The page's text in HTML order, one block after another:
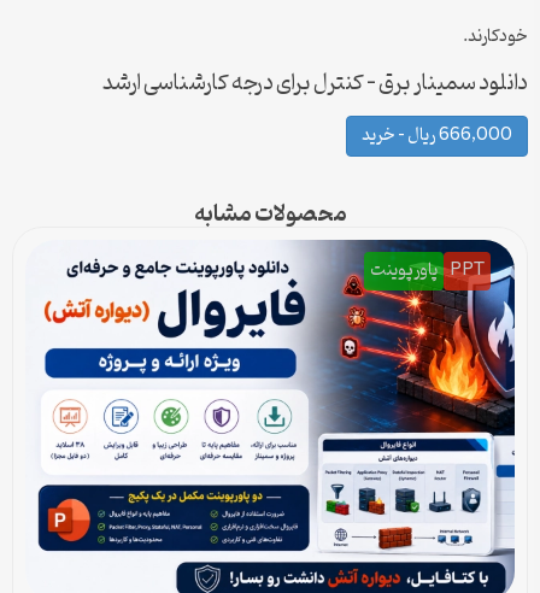
خودکارند.
دانلود سمینار برق – کنترل برای درجه کارشناسی ارشد
666,000 ریال – خرید
محصولات مشابه
PPT پاورپوینت